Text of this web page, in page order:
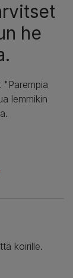
he
"Parempia
lemmikin
koirille.